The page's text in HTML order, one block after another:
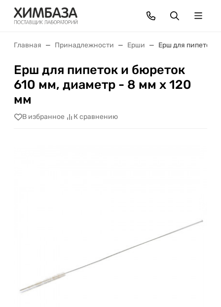
Главная Принадлежности Ерши Ерш для пипеток
Ерш для пипеток и бюреток
610 мм, диаметр - 8 мм х 120
мм
В избранное К сравнению